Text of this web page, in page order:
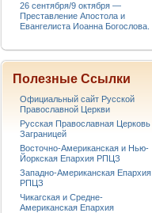
26 сентября/9 октября —
Преставление Апостола и
Евангелиста Иоанна Богослова.
Полезные Ссылки
Официальный сайт Русской
Православной Церкви
Русская Православная Церковь
Заграницей
Восточно-Американская и Нью-
Йоркская Епархия РПЦЗ
Западно-Американская Епархия
РПЦЗ
Чикагская и Средне-
Американская Епархия